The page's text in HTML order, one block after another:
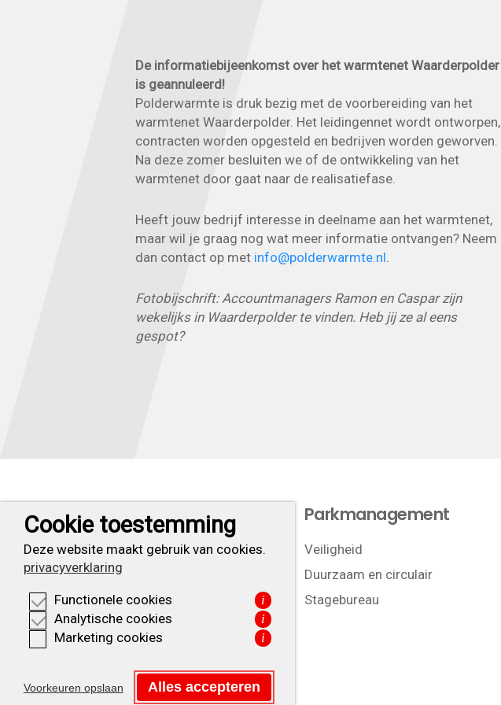
De informatiebijeenkomst over het warmtenet Waarderpolder
is geannuleerd!
Polderwarmte is druk bezig met de voorbereiding van het
warmtenet Waarderpolder. Het leidingennet wordt ontworpen,
contracten worden opgesteld en bedrijven worden geworven.
Na deze zomer besluiten we of de ontwikkeling van het
warmtenet door gaat naar de realisatiefase.
Heeft jouw bedrijf interesse in deelname aan het warmtenet,
maar wil je graag nog wat meer informatie ontvangen? Neem
dan contact op met info@polderwarmte.nl.
Fotobijschrift: Accountmanagers Ramon en Caspar zijn
wekelijks in Waarderpolder te vinden. Heb jij ze al eens
gespot?
Let’s do business
Ligging
Parkmanagement
Veiligheid
Duurzaam en circulair
Stagebureau
Cookie toestemming
Deze website maakt gebruik van cookies.
privacyverklaring
Functionele cookies i
Analytische cookies i
Marketing cookies i
Voorkeuren opslaan Alles accepteren